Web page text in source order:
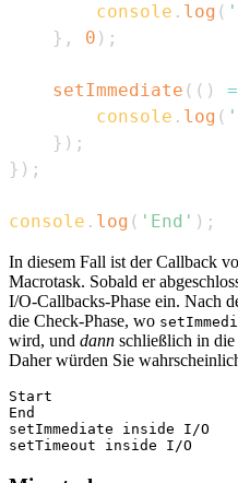
console . log (
} , 0 ) ;
setImmediate ( ( )
console . log (
} ) ;
} ) ;
console . log ( 'End' ) ;
In diesem Fall ist der Callback
Macrotask. Sobald er
I/O-Callbacks-Phase ein. Nach
die Check-Phase, wo
wird, und dann schließlich in
Daher würden Sie
Start
End
setImmediate inside I/O